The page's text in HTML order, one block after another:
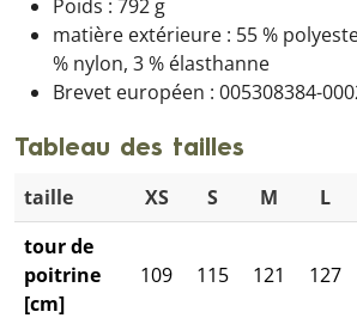
Poids : 792 g
matière extérieure : 55 %
% nylon, 3 % élasthanne
Brevet européen : 005308384-
Tableau des tailles
taille XS S M L
tour de
poitrine
[cm]
109 115 121 127